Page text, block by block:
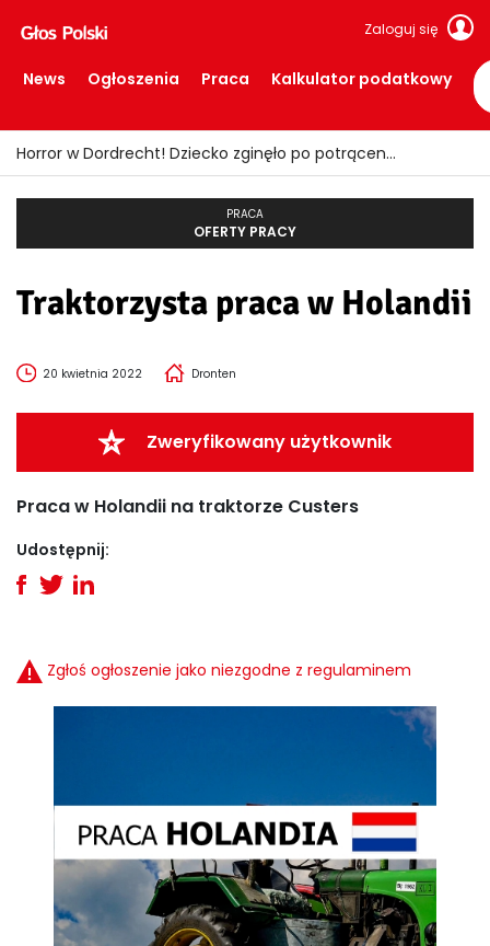
Zaloguj się
News Ogłoszenia Praca Kalkulator podatkowy
Horror w Dordrecht! Dziecko zginęło po potrąceniu przez busa
PRACA
OFERTY PRACY
Traktorzysta praca w Holandii
20 kwietnia 2022 Dronten
Zweryfikowany użytkownik
Praca w Holandii na traktorze Custers
Udostępnij:
Zgłoś ogłoszenie jako niezgodne z regulaminem